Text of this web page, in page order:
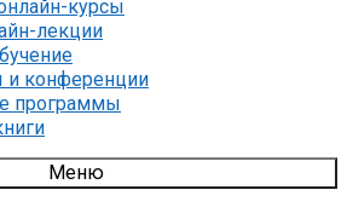
курсы
лекции
и конференции
программы
Меню